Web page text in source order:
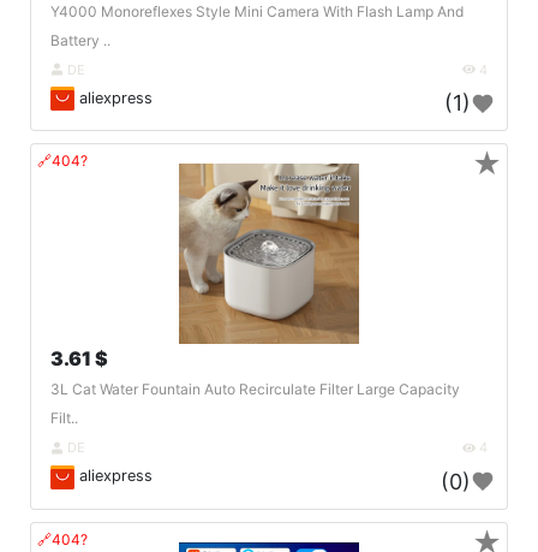
Y4000 Monoreflexes Style Mini Camera With Flash Lamp And
Battery ..
DE 4
aliexpress (1)
🔗404?
3.61 $
3L Cat Water Fountain Auto Recirculate Filter Large Capacity
Filt..
DE 4
aliexpress (0)
★
🔗404? ★